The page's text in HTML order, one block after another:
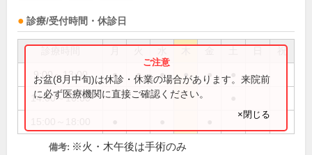
診療/受付時間・休診日
祝
9:00～13:00 ● ● ● ● ●
14:00～16:00
お盆(8月中旬)は休診・休業の場合があります。来院前
に必ず医療機関に直接ご確認ください。
×閉じる
備考: ※火・木午後は手術のみ